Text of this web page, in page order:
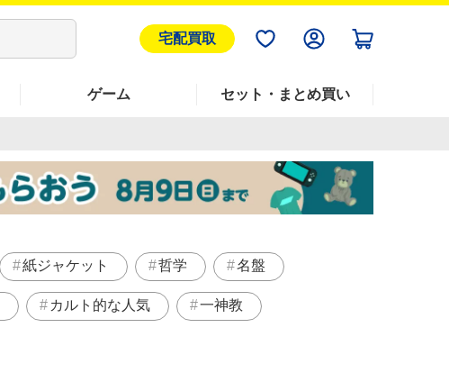
宅配買取
ゲーム セット・まとめ買い
紙ジャケット 哲学 名盤
カルト的な人気 一神教